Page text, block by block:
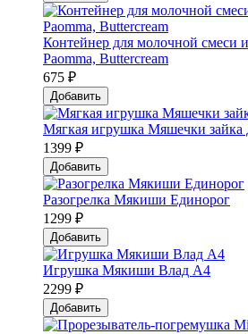
Контейнер для молочной смеси
Paomma, Buttercream
675 ₽
Добавить
Мягкая игрушка Мяшечки зайка
1399 ₽
Добавить
Разогрелка Мякиши Единорог
1299 ₽
Добавить
Игрушка Мякиши Влад А4
2299 ₽
Добавить